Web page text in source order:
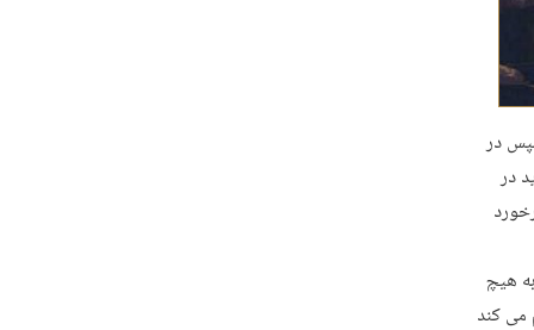
در
در
هیچ
می کند